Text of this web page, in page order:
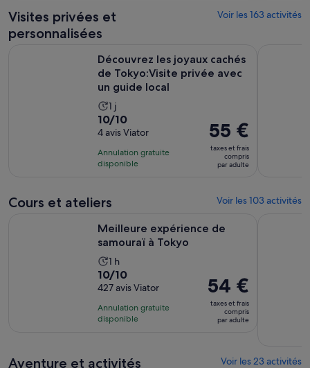
adulte
Visites privées et
personnalisées
Voir les 163 activités
Découvrez les joyaux cachés
de Tokyo:Visite privée avec
un guide local
Durée
de
l’activité :
1 jour
1 j
10.0
sur
10
pour
10/10
4 avis Viator
Annulation gratuite
disponible
Le
prix
est
de 55 €.
adulte
55 €
taxes et frais
compris
par adulte
Cours et ateliers Voir les 103 activités
Meilleure expérience de
samouraï à Tokyo
Durée
de
l’activité :
1 heure
1 h
10.0
sur
10
pour
10/10
427 avis Viator
Annulation gratuite
disponible
Le
prix
est
de 54 €.
54 €
taxes et frais
compris
par adulte
Aventure et activités Voir les 23 activités